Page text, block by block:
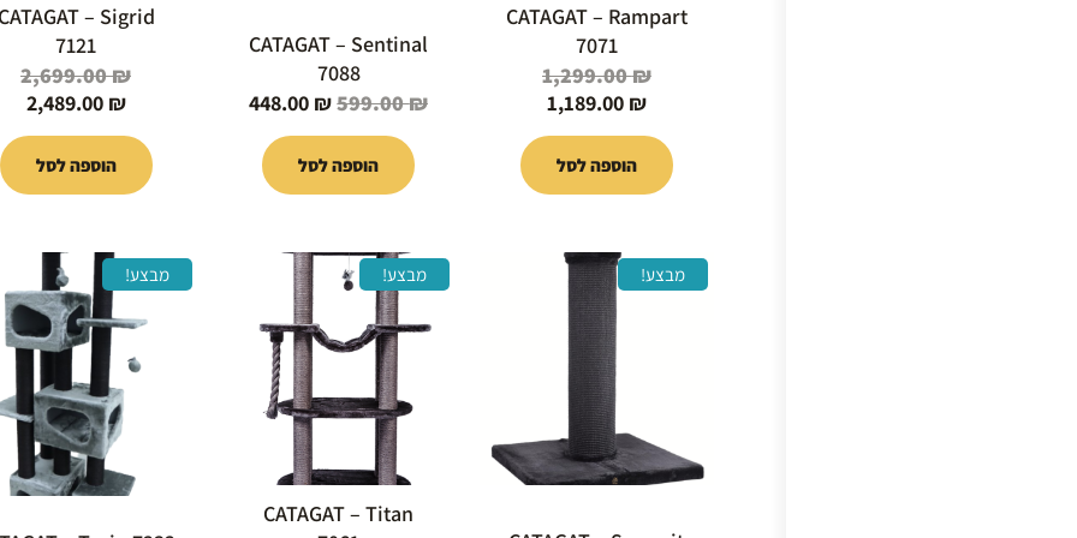
CATAGAT – Rampart
7071
1,299.00₪
1,189.00 ₪
הוספה לסל
CATAGAT – Sentinal
7088
599.00₪
448.00 ₪
הוספה לסל
CATAGAT – Sigrid
7121
2,699.00₪
2,489.00 ₪
הוספה לסל
מבצע!
המחיר
המקורי
היה:
מבצע!
CATAGAT – Titan
היה:
1,399.00 ₪.
הוא:
1,289.00 ₪.
מבצע!
₪.
הוא:
₪.